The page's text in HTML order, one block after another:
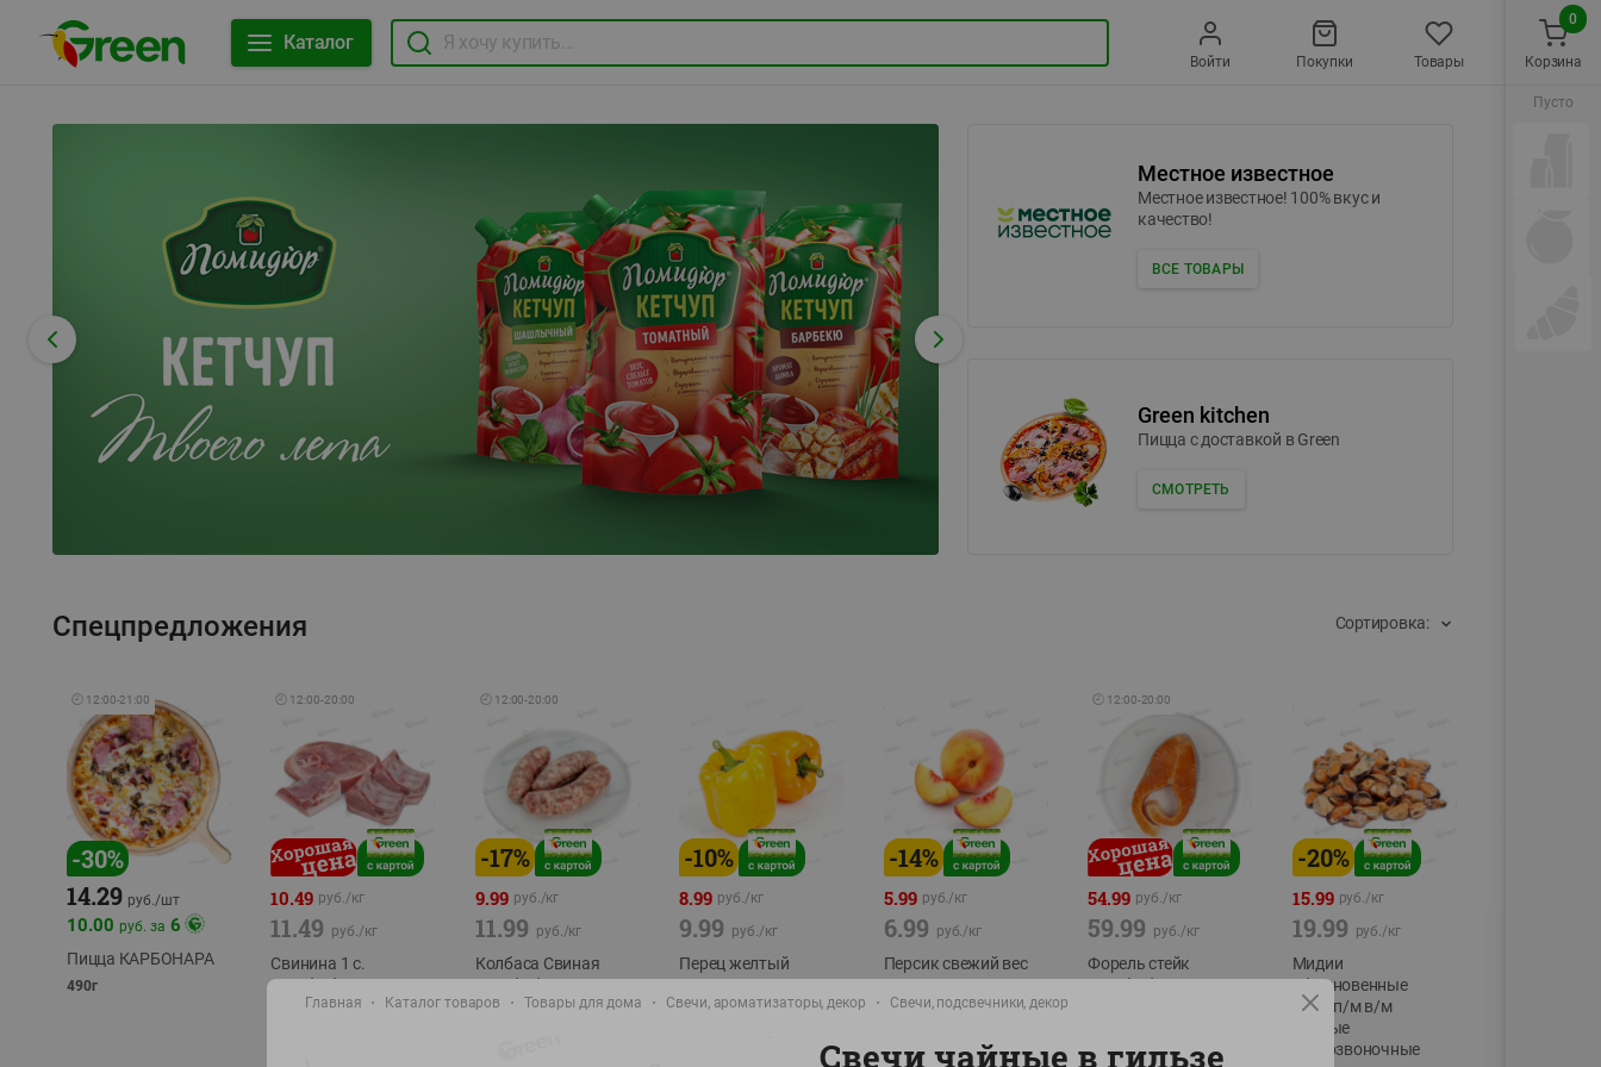
Каталог
Войти Покупки Товары
Местное известное
Местное известное! 100% вкус и
качество!
ВСЕ ТОВАРЫ
Green kitchen
Пицца c доставкой в Green
СМОТРЕТЬ
Спецпредложения Сортировка:
🕘 12:00-21:00
-30%
14.29 руб./шт
10.00 руб. за 6
Пицца КАРБОНАРА
490г
🕘 12:00-20:00
10.49 руб./кг
11.49 руб./кг
Свинина 1 с.
полуфабрикат,
охлажденный 1 кг
🕘 12:00-20:00
-17%
9.99 руб./кг
11.99 руб./кг
Колбаса Свиная
полуфабрикат,
охлажд
-10%
8.99 руб./кг
9.99 руб./кг
Перец желтый
Беларусь
фасовка: 0,3-0,7кг
-14%
5.99 руб./кг
6.99 руб./кг
Персик свежий вес
🕘 12:00-20:00
54.99 руб./кг
59.99 руб./кг
Форель стейк
полуфабрикат,
-20%
15.99 руб./кг
19.99 руб./кг
Мидии
обыкновенные
мясо п/м в/м
водные
беспозвоночные
Корзина
0
Пусто
Главная Каталог товаров Товары для дома Свечи, ароматизаторы, декор Свечи, подсвечники, декор
Свечи чайные в гильзе